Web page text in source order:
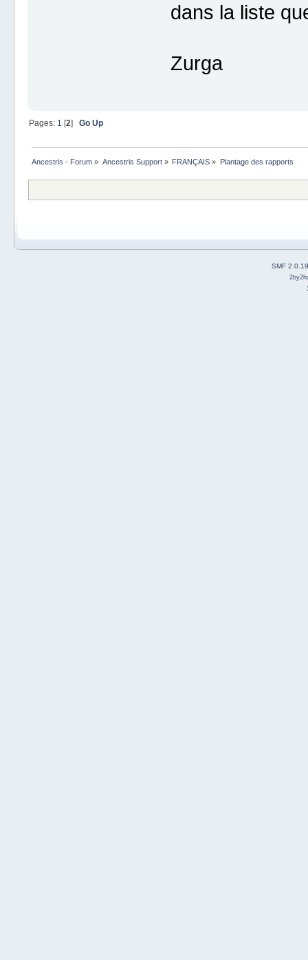
dans la liste
Zurga
Pages: 1 [2] Go Up
Ancestris - Forum » Ancestris Support» FRANÇAIS » Plantage des rapports
SMF 2.0.19